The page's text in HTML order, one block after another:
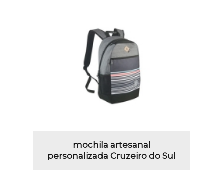
mochila artesanal
personalizada Cruzeiro do Sul